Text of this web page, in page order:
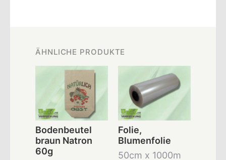
ÄHNLICHE PRODUKTE
Bodenbeutel
braun Natron
60g
Folie,
Blumenfolie
50cm x 1000m